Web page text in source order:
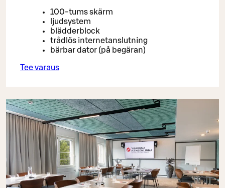
100-tums skärm
ljudsystem
blädderblock
trådlös internetanslutning
bärbar dator (på begäran)
Tee varaus